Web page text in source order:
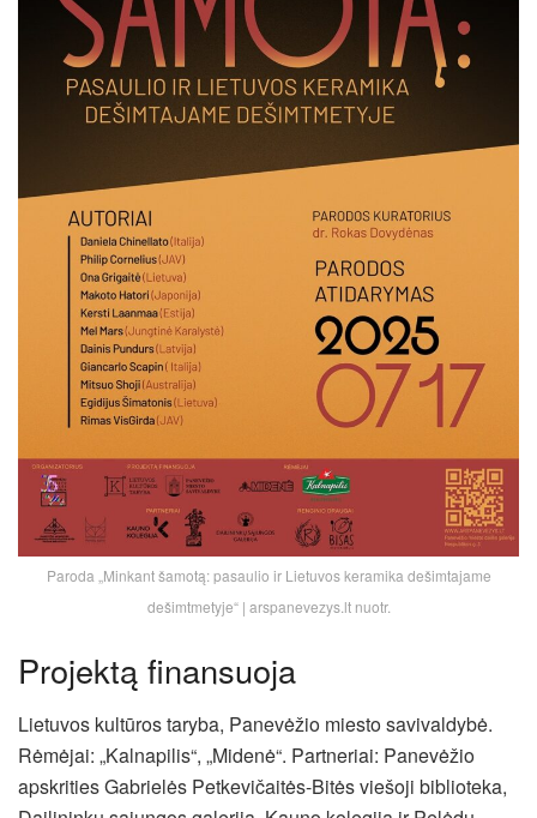
Paroda „Minkant šamotą: pasaulio ir Lietuvos keramika dešimtajame
dešimtmetyje“ | arspanevezys.lt nuotr.
Projektą finansuoja
Lietuvos kultūros taryba, Panevėžio miesto savivaldybė.
Rėmėjai: „Kalnapilis“, „Midenė“. Partneriai: Panevėžio
apskrities Gabrielės Petkevičaitės-Bitės viešoji biblioteka,